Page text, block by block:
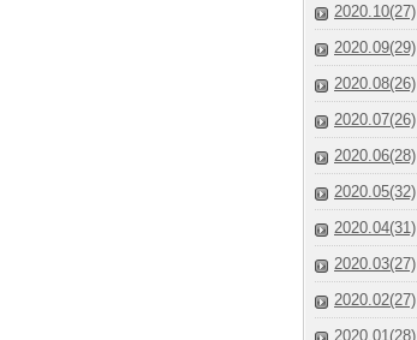
2020.10(27)
2020.09(29)
2020.08(26)
2020.07(26)
2020.06(28)
2020.05(32)
2020.04(31)
2020.03(27)
2020.02(27)
2020.01(28)